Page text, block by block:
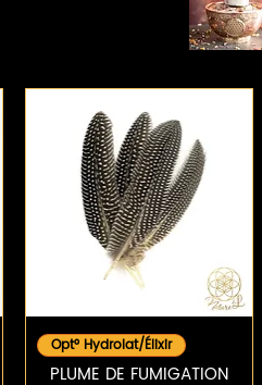
Aperçu rapide
Opt° Hydrolat/Élixir
PLUME DE FUMIGATION